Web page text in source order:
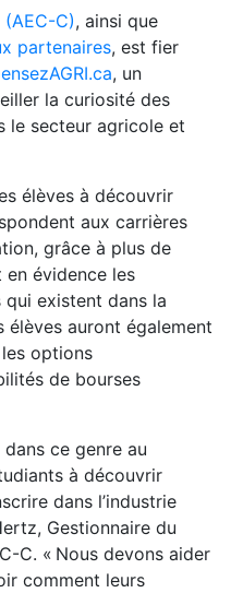
C), ainsi que
partenaires, est fier
, un
la curiosité des
le secteur agricole et
élèves à découvrir
aux carrières
grâce à plus de
évidence les
existent dans la
élèves auront également
options
de bourses
dans ce genre au
à découvrir
dans l’industrie
Gestionnaire du
C. « Nous devons aider
comment leurs